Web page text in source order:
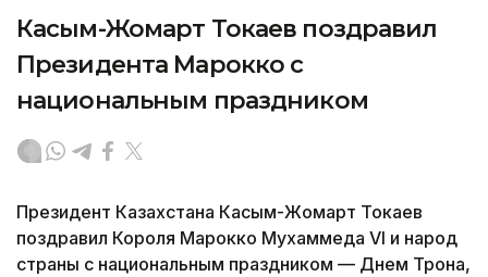
Касым-Жомарт Токаев поздравил
Президента Марокко с
национальным праздником
Президент Казахстана Касым-Жомарт Токаев
поздравил Короля Марокко Мухаммеда VI и народ
страны с национальным праздником — Днем Трона,